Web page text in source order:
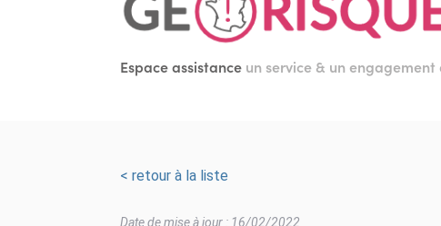
Espace assistance un service & un engagement
< retour à la liste
Date de mise à jour : 16/02/2022